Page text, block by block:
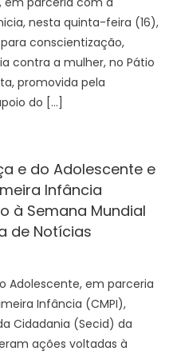
nesta quinta-feira (16),
conscientização,
contra a mulher, no Pátio
promovida pela
do […]
e do Adolescente e
Infância
à Semana Mundial
de Notícias
Adolescente, em parceria
Infância (CMPI),
Cidadania (Secid) da
ações voltadas à